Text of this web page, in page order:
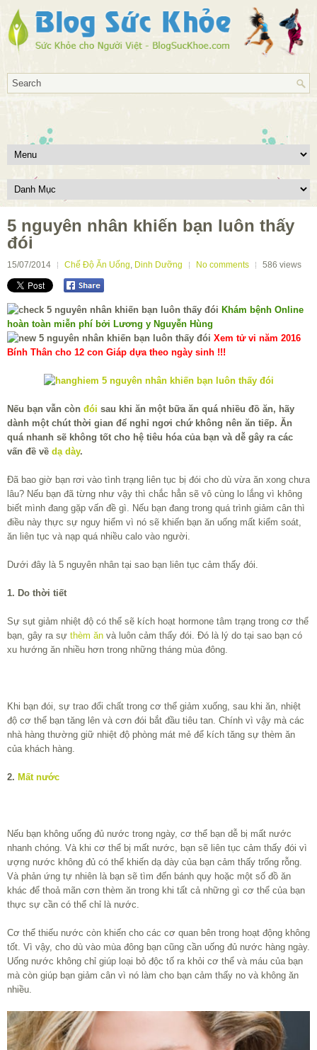
5 nguyên nhân khiến bạn luôn thấy
đói
15/07/2014 Chế Độ Ăn Uống, Dinh Dưỡng No comments 586 views
Khám bệnh Online
hoàn toàn miễn phí bởi Lương y Nguyễn Hùng
Xem tử vi năm 2016
Bính Thân cho 12 con Giáp dựa theo ngày sinh !!!
Nếu bạn vẫn còn đói sau khi ăn một bữa ăn quá nhiều đồ ăn, hãy
dành một chút thời gian để nghỉ ngơi chứ không nên ăn tiếp. Ăn
quá nhanh sẽ không tốt cho hệ tiêu hóa của bạn và dễ gây ra các
vấn đề về dạ dày.
Đã bao giờ bạn rơi vào tình trạng liên tục bị đói cho dù vừa ăn xong chưa
lâu? Nếu bạn đã từng như vậy thì chắc hẳn sẽ vô cùng lo lắng vì không
biết mình đang gặp vấn đề gì. Nếu bạn đang trong quá trình giảm cân thì
điều này thực sự nguy hiểm vì nó sẽ khiến bạn ăn uống mất kiểm soát,
ăn liên tục và nạp quá nhiều calo vào người.
Dưới đây là 5 nguyên nhân tại sao bạn liên tục cảm thấy đói.
1. Do thời tiết
Sự sụt giảm nhiệt độ có thể sẽ kích hoạt hormone tâm trạng trong cơ thể
bạn, gây ra sự thèm ăn và luôn cảm thấy đói. Đó là lý do tại sao bạn có
xu hướng ăn nhiều hơn trong những tháng mùa đông.
Khi bạn đói, sự trao đổi chất trong cơ thể giảm xuống, sau khi ăn, nhiệt
độ cơ thể bạn tăng lên và cơn đói bắt đầu tiêu tan. Chính vì vậy mà các
nhà hàng thường giữ nhiệt độ phòng mát mẻ để kích tăng sự thèm ăn
của khách hàng.
2. Mất nước
Nếu bạn không uống đủ nước trong ngày, cơ thể bạn dễ bị mất nước
nhanh chóng. Và khi cơ thể bị mất nước, bạn sẽ liên tục cảm thấy đói vì
ượng nước không đủ có thể khiến dạ dày của bạn cảm thấy trống rỗng.
Và phản ứng tự nhiên là bạn sẽ tìm đến bánh quy hoặc một số đồ ăn
khác để thoả mãn cơn thèm ăn trong khi tất cả những gì cơ thể của bạn
thực sự cần có thể chỉ là nước.
Cơ thể thiếu nước còn khiến cho các cơ quan bên trong hoạt động không
tốt. Vì vậy, cho dù vào mùa đông bạn cũng cần uống đủ nước hàng ngày.
Uống nước không chỉ giúp loại bỏ độc tố ra khỏi cơ thể và máu của bạn
mà còn giúp bạn giảm cân vì nó làm cho bạn cảm thấy no và không ăn
nhiều.